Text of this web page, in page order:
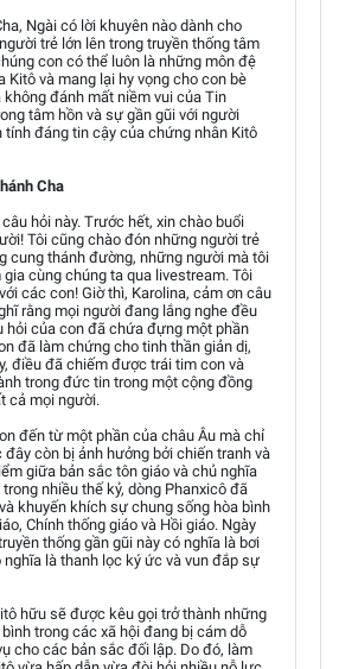
Ngài có lời khuyên nào dành cho
trẻ lớn lên trong truyền thống tâm
con có thể luôn là những môn đệ
Kitô và mang lại hy vọng cho con bè
đánh mất niềm vui của Tin
tâm hồn và sự gần gũi với người
tính đáng tin cậy của chứng nhân Kitô
Cha
hỏi này. Trước hết, xin chào buổi
Tôi cũng chào đón những người trẻ
cung thánh đường, những người mà tôi
cùng chúng ta qua livestream. Tôi
các con! Giờ thì, Karolina, cảm ơn câu
rằng mọi người đang lắng nghe đều
hỏi của con đã chứa đựng một phần
đã làm chứng cho tinh thần giản dị,
điều đã chiếm được trái tim con và
trong đức tin trong một cộng đồng
cả mọi người.
đến từ một phần của châu Âu mà chỉ
còn bị ảnh hưởng bởi chiến tranh và
giữa bản sắc tôn giáo và chủ nghĩa
nhiều thế kỷ, dòng Phanxicô đã
khuyến khích sự chung sống hòa bình
Chính thống giáo và Hồi giáo. Ngày
thống gần gũi này có nghĩa là bơi
là thanh lọc ký ức và vun đắp sự
hữu sẽ được kêu gọi trở thành những
trong các xã hội đang bị cám dỗ
cho các bản sắc đối lập. Do đó, làm